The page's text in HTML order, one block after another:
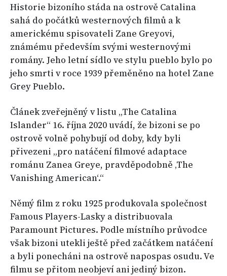
Historie bizoního stáda na ostrově Catalina
sahá do počátků westernových filmů a k
americkému spisovateli Zane Greyovi,
známému především svými westernovými
romány. Jeho letní sídlo ve stylu pueblo bylo po
jeho smrti v roce 1939 přeměněno na hotel Zane
Grey Pueblo.
Článek zveřejněný v listu „The Catalina
Islander“ 16. října 2020 uvádí, že bizoni se po
ostrově volně pohybují od doby, kdy byli
přivezeni „pro natáčení filmové adaptace
románu Zanea Greye, pravděpodobně ‚The
Vanishing American‘.“
Němý film z roku 1925 produkovala společnost
Famous Players-Lasky a distribuovala
Paramount Pictures. Podle místního průvodce
však bizoni utekli ještě před začátkem natáčení
a byli ponecháni na ostrově napospas osudu. Ve
filmu se přitom neobjeví ani jediný bizon.